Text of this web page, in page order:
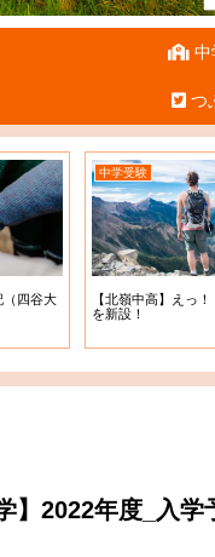
中
つ
（四谷大
中学受験
【北嶺中高】えっ
を新設！
】2022年度_入学